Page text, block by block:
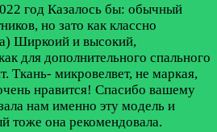
год Казалось бы: обычный
но зато как классно
Ширкоий и высокий,
для дополнительного спального
Ткань- микровелвет, не маркая,
нравится! Спасибо вашему
нам именно эту модель и
тоже она рекомендовала.